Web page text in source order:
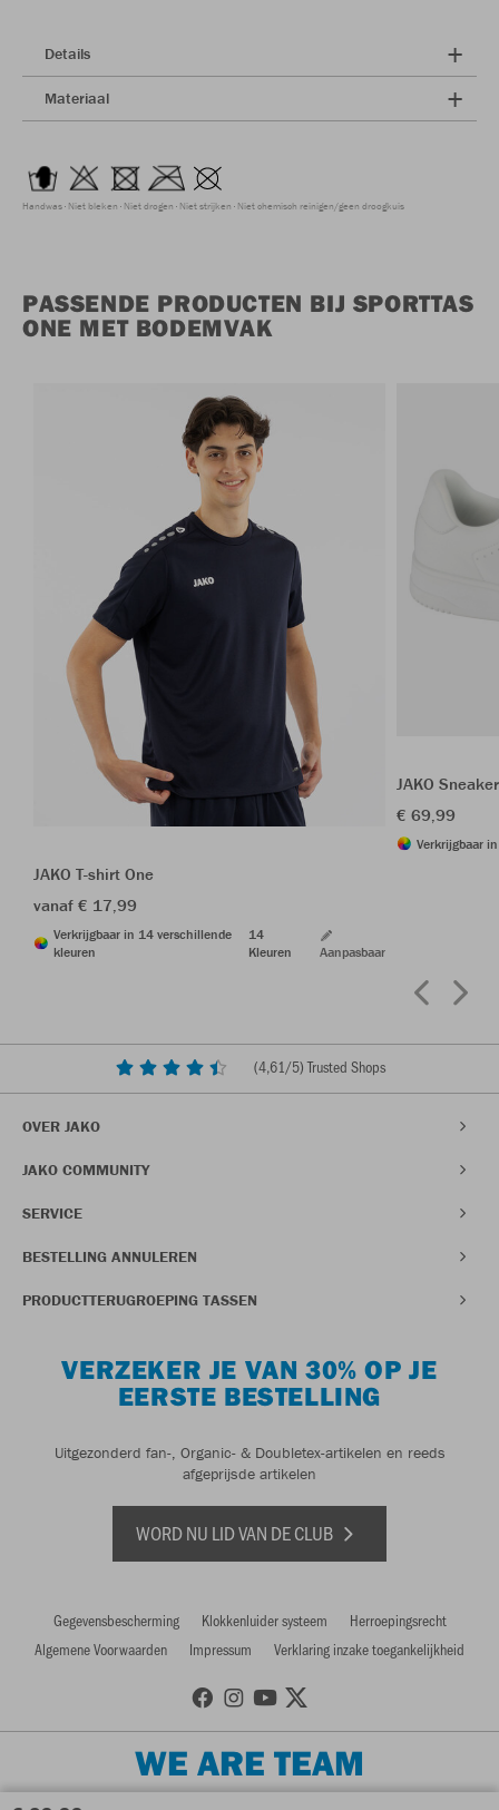
Details
Materiaal
Handwas Niet bleken Niet drogen Niet strijken Niet chemisch reinigen/geen droogkuis
PASSENDE PRODUCTEN BIJ SPORTTAS
ONE MET BODEMVAK
JAKO T-shirt One
vanaf € 17,99
Verkrijgbaar in 14 verschillende
kleuren
14
Kleuren
Aanpasbaar
JAKO
€ 69,99
Verkrijgbaar
(4,61/5) Trusted Shops
OVER JAKO
JAKO COMMUNITY
SERVICE
BESTELLING ANNULEREN
PRODUCTTERUGROEPING TASSEN
VERZEKER JE VAN 30% OP JE
EERSTE BESTELLING
Uitgezonderd fan-, Organic- & Doubletex-artikelen en reeds
afgeprijsde artikelen
WORD NU LID VAN DE CLUB
Gegevensbescherming Klokkenluider systeem
Herroepingsrecht
Algemene Voorwaarden
Impressum Verklaring inzake toegankelijkheid
WE ARE TEAM